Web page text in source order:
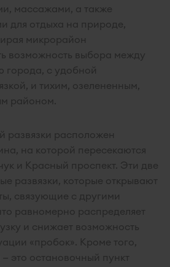
массажами, а также
для отдыха на природе,
микрорайон
возможность выбора между
города, с удобной
и тихим, озелененным,
районом.
развязки расположен
на которой пересекаются
и Красный проспект. Эти две
развязки, которые открывают
связующие с другими
равномерно распределяет
и снижает возможность
«пробок». Кроме того,
это остановочный пункт